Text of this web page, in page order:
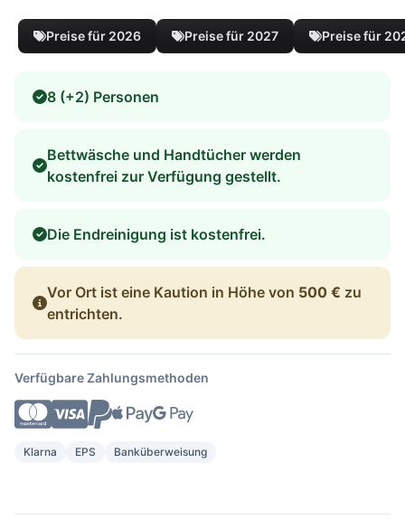
Preise für 2026 Preise für 2027 Preise für
8 (+2) Personen
Bettwäsche und Handtücher werden
kostenfrei zur Verfügung gestellt.
Die Endreinigung ist kostenfrei.
Vor Ort ist eine Kaution in Höhe von 500 € zu
entrichten.
Verfügbare Zahlungsmethoden
Klarna EPS Banküberweisung